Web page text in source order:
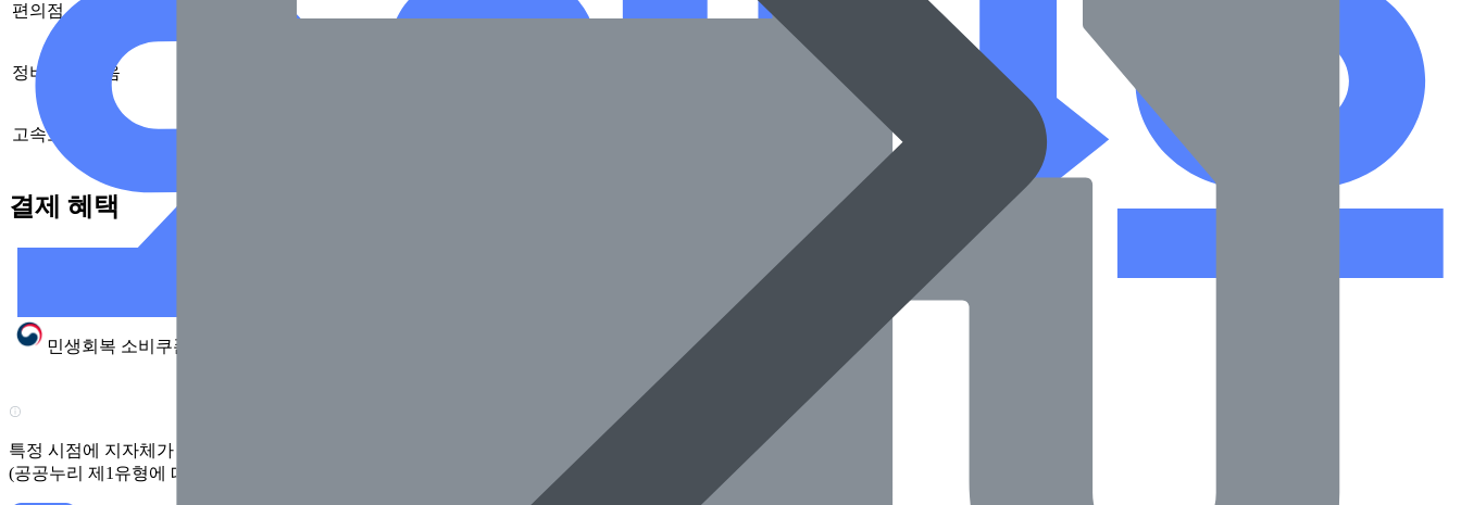
편의점
정비 없음
고속도로
결제 혜택
민생회복 소비쿠폰
특정 시점에 지자체가 수집한 정보로 실제와 다를 수 있어요. 전화로 확인 후 방문하시길 권장드려요.
(공공누리 제1유형에 따라 행정안전부의 공공저작물을 이용한 정보입니다.)